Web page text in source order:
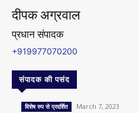
दीपक अग्रवाल
प्रधान संपादक
+919977070200
संपादक की पसंद
विशेष रुप से प्रदर्शित March 7, 2023